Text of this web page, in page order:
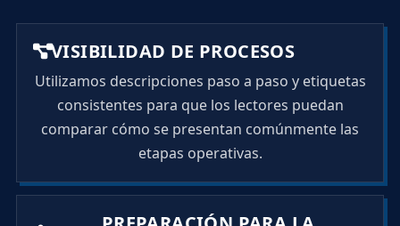
VISIBILIDAD DE PROCESOS
Utilizamos descripciones paso a paso y etiquetas
consistentes para que los lectores puedan
comparar cómo se presentan comúnmente las
etapas operativas.